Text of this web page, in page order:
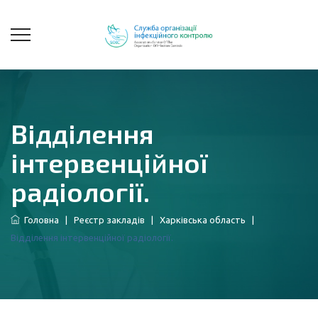
Відділення
інтервенційної
радіології.
Головна Реєстр закладів Харківська область
Відділення інтервенційної радіології.